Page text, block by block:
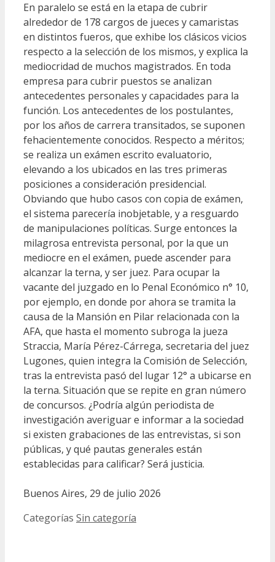
En paralelo se está en la etapa de cubrir
alrededor de 178 cargos de jueces y camaristas
en distintos fueros, que exhibe los clásicos vicios
respecto a la selección de los mismos, y explica la
mediocridad de muchos magistrados. En toda
empresa para cubrir puestos se analizan
antecedentes personales y capacidades para la
función. Los antecedentes de los postulantes,
por los años de carrera transitados, se suponen
fehacientemente conocidos. Respecto a méritos;
se realiza un exámen escrito evaluatorio,
elevando a los ubicados en las tres primeras
posiciones a consideración presidencial.
Obviando que hubo casos con copia de exámen,
el sistema parecería inobjetable, y a resguardo
de manipulaciones políticas. Surge entonces la
milagrosa entrevista personal, por la que un
mediocre en el exámen, puede ascender para
alcanzar la terna, y ser juez. Para ocupar la
vacante del juzgado en lo Penal Económico n° 10,
por ejemplo, en donde por ahora se tramita la
causa de la Mansión en Pilar relacionada con la
AFA, que hasta el momento subroga la jueza
Straccia, María Pérez-Cárrega, secretaria del juez
Lugones, quien integra la Comisión de Selección,
tras la entrevista pasó del lugar 12° a ubicarse en
la terna. Situación que se repite en gran número
de concursos. ¿Podría algún periodista de
investigación averiguar e informar a la sociedad
si existen grabaciones de las entrevistas, si son
públicas, y qué pautas generales están
establecidas para calificar? Será justicia.
Buenos Aires, 29 de julio 2026
Categorías Sin categoría